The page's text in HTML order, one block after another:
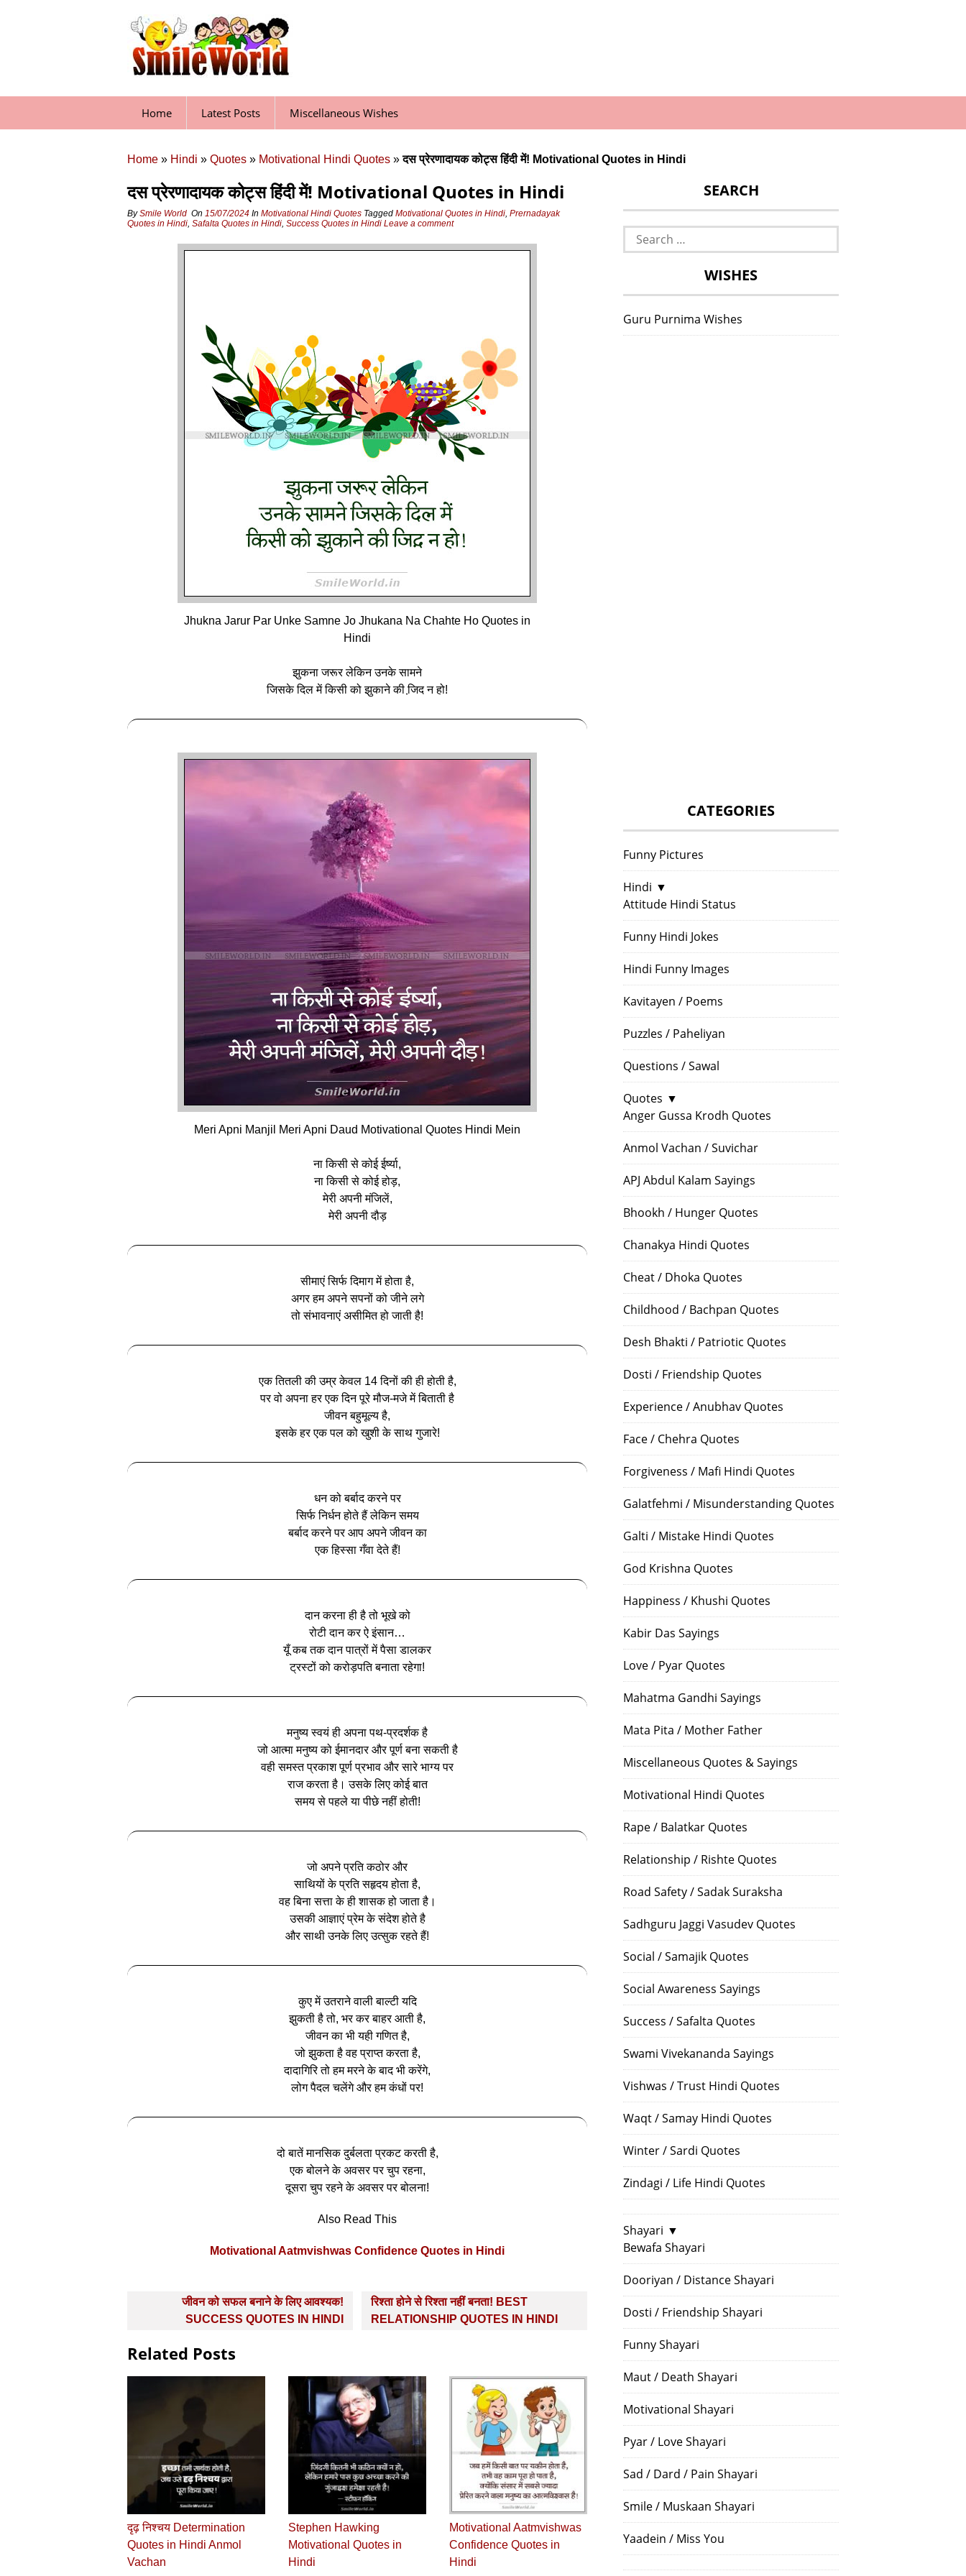
Home Latest Posts Miscellaneous Wishes
Home » Hindi » Quotes » Motivational Hindi Quotes »दस प्रेरणादायक कोट्स हिंदी में! Motivational Quotes in Hindi
दस प्रेरणादायक कोट्स हिंदी में! Motivational Quotes in Hindi
BySmile World On 15/07/2024 In Motivational Hindi Quotes Tagged Motivational Quotes in Hindi, Prernadayak
Quotes in Hindi, Safalta Quotes in Hindi, Success Quotes in Hindi Leave a comment
Jhukna Jarur Par Unke Samne Jo Jhukana Na Chahte Ho Quotes in
Hindi
झुकना जरूर लेकिन उनके सामने
जिसके दिल में किसी को झुकाने की जि़द न हो!
Meri Apni Manjil Meri Apni Daud Motivational Quotes Hindi Mein
ना किसी से कोई ईर्ष्या,
ना किसी से कोई होड़,
मेरी अपनी मंजिलें,
मेरी अपनी दौड़
सीमाएं सिर्फ दिमाग में होता है,
अगर हम अपने सपनों को जीने लगे
तो संभावनाएं असीमित हो जाती है!
एक तितली की उम्र केवल 14 दिनों की ही होती है,
पर वो अपना हर एक दिन पूरे मौज-मजे में बिताती है
जीवन बहुमूल्य है,
इसके हर एक पल को खुशी के साथ गुजारे!
धन को बर्बाद करने पर
सिर्फ निर्धन होते हैं लेकिन समय
बर्बाद करने पर आप अपने जीवन का
एक हिस्सा गँवा देते हैं!
दान करना ही है तो भूखे को
रोटी दान कर ऐ इंसान…
यूँ कब तक दान पात्रों में पैसा डालकर
ट्रस्टों को करोड़पति बनाता रहेगा!
मनुष्य स्‍वयं ही अपना पथ-प्रदर्शक है
जो आत्मा मनुष्य को ईमानदार और पूर्ण बना सकती है
वही समस्त प्रकाश पूर्ण प्रभाव और सारे भाग्य पर
राज करता है। उसके लिए कोई बात
समय से पहले या पीछे नहीं होती!
जो अपने प्रति कठोर और
साथियों के प्रति सहृदय होता है,
वह बिना सत्ता के ही शासक हो जाता है।
उसकी आज्ञाएं प्रेम के संदेश होते है
और साथी उनके लिए उत्सुक रहते हैं!
कुए में उतराने वाली बाल्टी यदि
झुकती है तो, भर कर बाहर आती है,
जीवन का भी यही गणित है,
जो झुकता है वह प्राप्त करता है,
दादागिरि तो हम मरने के बाद भी करेंगे,
लोग पैदल चलेंगे और हम कंधों पर!
दो बातें मानसिक दुर्बलता प्रकट करती है,
एक बोलने के अवसर पर चुप रहना,
दूसरा चुप रहने के अवसर पर बोलना!
Also Read This
Motivational Aatmvishwas Confidence Quotes in Hindi
navigation
जीवन को सफल बनाने के लिए आवश्‍यक!
SUCCESS QUOTES IN HINDI
रिश्ता होने से रिश्ता नहीं बनता! BEST
RELATIONSHIP QUOTES IN HINDI
Related Posts
दृढ़ निश्चय Determination
Quotes in Hindi Anmol
Vachan
Stephen Hawking
Motivational Quotes in
Hindi
Motivational Aatmvishwas
Confidence Quotes in
Hindi
SEARCH
Search
for:
WISHES
Guru Purnima Wishes
CATEGORIES
Funny Pictures
Hindi ▼
Attitude Hindi Status
Funny Hindi Jokes
Hindi Funny Images
Kavitayen / Poems
Puzzles / Paheliyan
Questions / Sawal
Quotes ▼
Anger Gussa Krodh Quotes
Anmol Vachan / Suvichar
APJ Abdul Kalam Sayings
Bhookh / Hunger Quotes
Chanakya Hindi Quotes
Cheat / Dhoka Quotes
Childhood / Bachpan Quotes
Desh Bhakti / Patriotic Quotes
Dosti / Friendship Quotes
Experience / Anubhav Quotes
Face / Chehra Quotes
Forgiveness / Mafi Hindi Quotes
Galatfehmi / Misunderstanding Quotes
Galti / Mistake Hindi Quotes
God Krishna Quotes
Happiness / Khushi Quotes
Kabir Das Sayings
Love / Pyar Quotes
Mahatma Gandhi Sayings
Mata Pita / Mother Father
Miscellaneous Quotes & Sayings
Motivational Hindi Quotes
Rape / Balatkar Quotes
Relationship / Rishte Quotes
Road Safety / Sadak Suraksha
Sadhguru Jaggi Vasudev Quotes
Social / Samajik Quotes
Social Awareness Sayings
Success / Safalta Quotes
Swami Vivekananda Sayings
Vishwas / Trust Hindi Quotes
Waqt / Samay Hindi Quotes
Winter / Sardi Quotes
Zindagi / Life Hindi Quotes
Shayari ▼
Bewafa Shayari
Dooriyan / Distance Shayari
Dosti / Friendship Shayari
Funny Shayari
Maut / Death Shayari
Motivational Shayari
Pyar / Love Shayari
Sad / Dard / Pain Shayari
Smile / Muskaan Shayari
Yaadein / Miss You